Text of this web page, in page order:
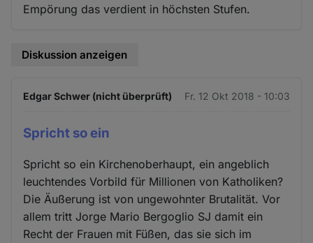
Empörung das verdient in höchsten Stufen.
Diskussion anzeigen
Edgar Schwer (nicht überprüft) Fr. 12 Okt 2018 - 10:03
Spricht so ein
Spricht so ein Kirchenoberhaupt, ein angeblich
leuchtendes Vorbild für Millionen von Katholiken?
Die Äußerung ist von ungewohnter Brutalität. Vor
allem tritt Jorge Mario Bergoglio SJ damit ein
Recht der Frauen mit Füßen, das sie sich im